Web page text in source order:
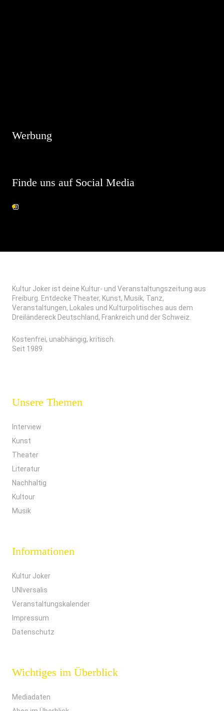
Werbung
Finde uns auf Social Media
Kultur Joker ist deine Kultur- und Veranstaltungszeitung aus
Freiburg. Entdecke Theater, Kunst, Musik, Tanz,
Veranstaltungen, Lokales und Kulturpolitisches aus dem
Dreiländereck Deutschland, Frankreich und der Schweiz.
Kostenfrei, unabhängig, kritisch.
Seit 1989.
Unsere Themen
Interview
Kunst
Theater
Literatur
Nachhaltig
Kultour
Musik
Informationen
Kultur Joker
UNIversalis
Veranstaltungskalender
Impressum
Datenschutz
Wichtiges im Überblick
Mediadaten